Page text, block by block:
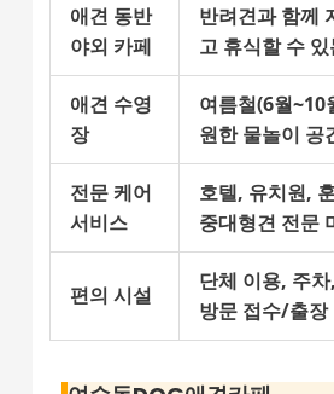
애견 동반
야외 카페
반려견과 함께
고 휴식할 수
애견 수영
장
여름철(6월~10
원한 물놀이 공
전문 케어
서비스
호텔, 유치원,
중대형견 전문
편의 시설
단체 이용, 주
방문 접수/출장